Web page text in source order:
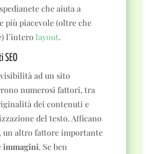
che aiuta a
più piacevole (oltre che
l’interolayout.
SEO
ad un sito
numerosi fattori, tra
dei contenuti e
del testo. Afficano
un altro fattore importante
immagini. Se ben